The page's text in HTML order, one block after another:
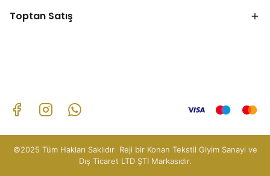
Toptan Satış
©2025 Tüm Hakları Saklıdır Reji bir Konan Tekstil Giyim Sanayi ve
Dış Ticaret LTD ŞTİ Markasıdır.